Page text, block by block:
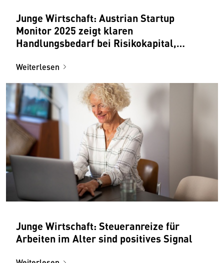
Junge Wirtschaft: Austrian Startup
Monitor 2025 zeigt klaren
Handlungsbedarf bei Risikokapital,
Weiterlesen
Junge Wirtschaft: Steueranreize für
Arbeiten im Alter sind positives Signal